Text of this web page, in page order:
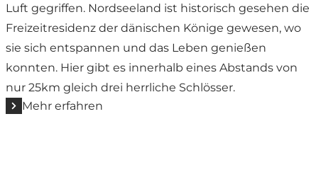
Luft gegriffen. Nordseeland ist historisch gesehen die
Freizeitresidenz der dänischen Könige gewesen, wo
sie sich entspannen und das Leben genießen
konnten. Hier gibt es innerhalb eines Abstands von
nur 25km gleich drei herrliche Schlösser.
Mehr erfahren